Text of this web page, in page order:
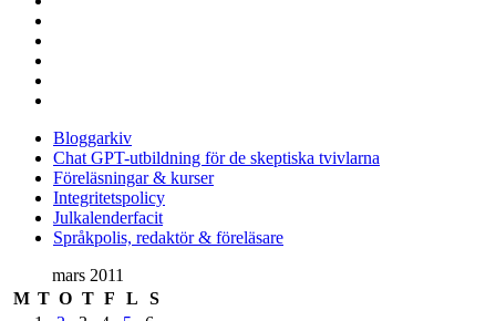
meny
Bloggarkiv
Chat GPT-utbildning för de skeptiska tvivlarna
Föreläsningar & kurser
Integritetspolicy
Julkalenderfacit
Språkpolis, redaktör & föreläsare
Sidopanel
mars 2011
M T O T F L
S